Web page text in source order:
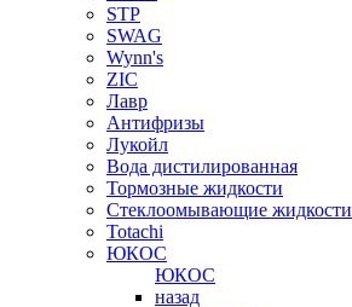
STP
SWAG
Wynn's
ZIC
Лавр
Антифризы
Лукойл
Вода дистилированная
Тормозные жидкости
Стеклоомывающие жидкости
Totachi
ЮКОС
ЮКОС
назад